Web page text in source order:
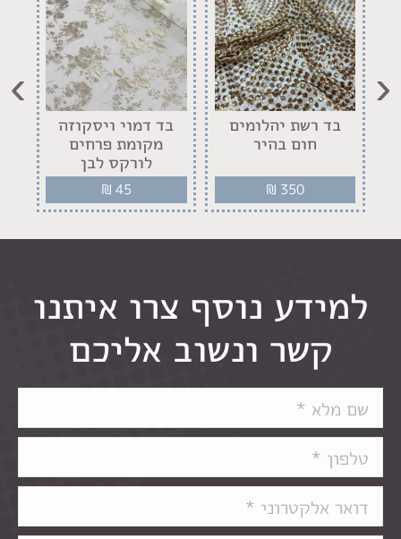
בד רשת יהלומים
חום בהיר
₪ 350
‏בד דמוי ויסקוזה
מקומת פרחים
לורקס לבן
₪ 45
‹
›
למידע נוסף צרו איתנו
קשר ונשוב אליכם